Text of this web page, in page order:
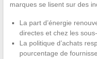
marques se lisent sur des
La part d’énergie
directes et chez les
La politique d’achats
pourcentage de